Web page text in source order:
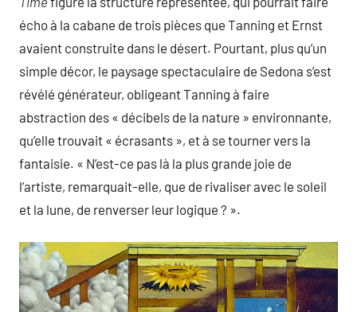
écho à la cabane de trois pièces que Tanning et Ernst
avaient construite dans le désert. Pourtant, plus qu’un
simple décor, le paysage spectaculaire de Sedona s’est
révélé générateur, obligeant Tanning à faire
abstraction des « décibels de la nature » environnante,
qu’elle trouvait « écrasants », et à se tourner vers la
fantaisie. « N’est-ce pas là la plus grande joie de
l’artiste, remarquait-elle, que de rivaliser avec le soleil
et la lune, de renverser leur logique ? ».